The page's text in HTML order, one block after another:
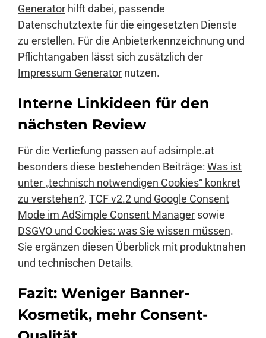
Generator hilft dabei, passende
Datenschutztexte für die eingesetzten Dienste
zu erstellen. Für die Anbieterkennzeichnung und
Pflichtangaben lässt sich zusätzlich der
Impressum Generator nutzen.
Interne Linkideen für den
nächsten Review
Für die Vertiefung passen auf adsimple.at
besonders diese bestehenden Beiträge: Was ist
unter „technisch notwendigen Cookies“ konkret
zu verstehen?, TCF v2.2 und Google Consent
Mode im AdSimple Consent Manager sowie
DSGVO und Cookies: was Sie wissen müssen.
Sie ergänzen diesen Überblick mit produktnahen
und technischen Details.
Fazit: Weniger Banner-
Kosmetik, mehr Consent-